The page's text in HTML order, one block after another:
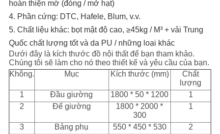
hoàn thiện mờ (đóng / mở hạt)
4. Phần cứng: DTC, Hafele, Blum, v.v.
5. Chất liệu khác: bọt mật độ cao, ≥45kg / M³ + vải Trung
Quốc chất lượng tốt và da PU / những loại khác
Dưới đây là kích thước đồ nội thất để bạn tham khảo.
Chúng tôi sẽ làm cho nó theo thiết kế và yêu cầu của bạn.
Không.
Mục Kích thước (mm)
Chất
lượng
1
Đầu giường 1800 * 50 * 1200
1
2
Đế giường
1800 * 2000 *
300
1
3 Bảng phụ 550 * 450 * 530
2